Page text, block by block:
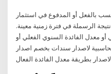
بالفعل أو المدفوع في استثمار
الرسملة في فترة زمنية معينة.
معدل الفائدة السنوي الفعلي أو
لاصدار سندات بخصم اصدار
بطريقة معدل الفائدة الفعال